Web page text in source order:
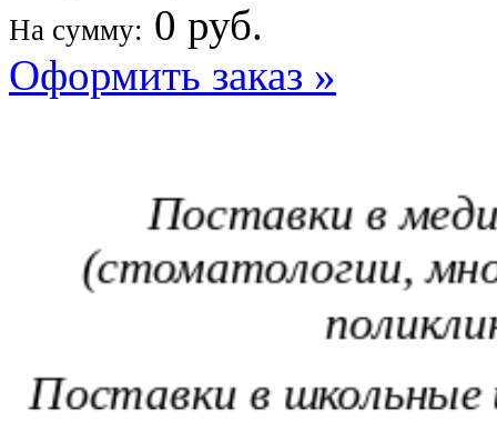
На сумму: 0 руб.
Оформить заказ »
Поставки в
(стоматологии,
Поставки в